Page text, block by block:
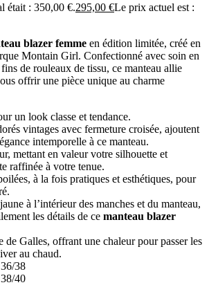
était : 350,00 €.295,00 €Le prix actuel est :
blazer femme en édition limitée, créé en
Montain Girl. Confectionné avec soin en
de rouleaux de tissu, ce manteau allie
offrir une pièce unique au charme
un look classe et tendance.
vintages avec fermeture croisée, ajoutent
intemporelle à ce manteau.
mettant en valeur votre silhouette et
raffinée à votre tenue.
à la fois pratiques et esthétiques, pour
à l’intérieur des manches et du manteau,
les détails de ce manteau blazer
de Galles, offrant une chaleur pour passer les
au chaud.
38
40